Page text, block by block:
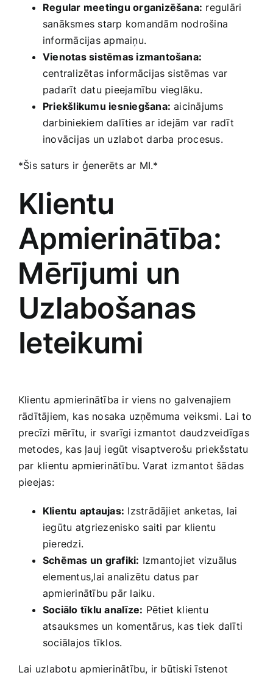
Regular meetingu organizēšana: regulāri
sanāksmes starp komandām​ nodrošina
informācijas apmaiņu.
Vienotas sistēmas izmantošana:
centralizētas informācijas sistēmas var
padarīt datu pieejamību vieglāku.
Priekšlikumu ​iesniegšana: aicinājums
darbiniekiem dalīties ar idejām var radīt
inovācijas un uzlabot​ darba procesus.
*Šis saturs⁤ ir ģenerēts ar MI.*
Klientu
Apmierinātība:
⁣Mērījumi un
Uzlabošanas
Ieteikumi
Klientu apmierinātība ir viens ​no galvenajiem
rādītājiem, ⁢kas nosaka uzņēmuma veiksmi. Lai to
precīzi mērītu,‍ ir svarīgi izmantot daudzveidīgas‍
metodes, kas ļauj iegūt visaptverošu priekšstatu
par klientu​ apmierinātību. Varat izmantot šādas​
pieejas:
Klientu aptaujas: Izstrādājiet⁢ anketas, lai​
iegūtu ⁤atgriezenisko saiti par klientu
pieredzi.
Schēmas un grafiki: Izmantojiet vizuālus
elementus,lai analizētu datus par
apmierinātību pār laiku.
Sociālo tīklu ‌analīze: Pētiet klientu​
atsauksmes un⁢ komentārus, kas tiek dalīti
sociālajos ​tīklos.
Lai uzlabotu apmierinātību, ir būtiski īstenot